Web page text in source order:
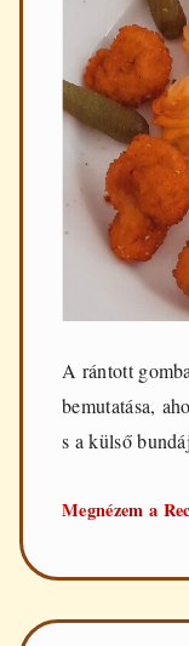
A rántott
bemutatása,
s a külső
Megnézem a